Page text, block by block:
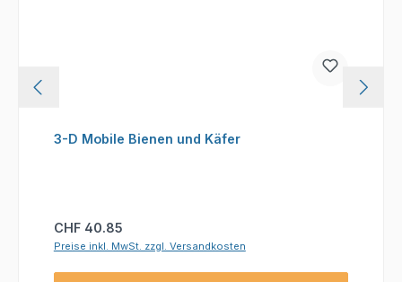
3-D Mobile Bienen und Käfer
Regulärer Preis:
CHF 40.85
Preise inkl. MwSt. zzgl. Versandkosten